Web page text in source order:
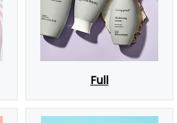
Full